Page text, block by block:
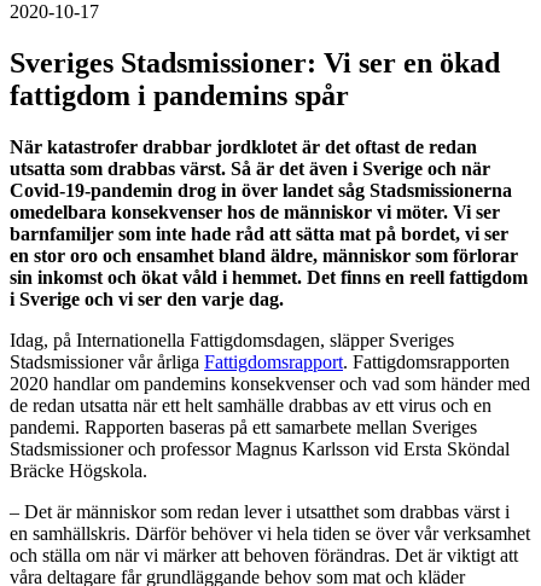
2020-10-17
Sveriges Stadsmissioner: Vi ser en ökad
fattigdom i pandemins spår
När katastrofer drabbar jordklotet är det oftast de redan
utsatta som drabbas värst. Så är det även i Sverige och när
Covid-19-pandemin drog in över landet såg Stadsmissionerna
omedelbara konsekvenser hos de människor vi möter. Vi ser
barnfamiljer som inte hade råd att sätta mat på bordet, vi ser
en stor oro och ensamhet bland äldre, människor som förlorar
sin inkomst och ökat våld i hemmet. Det finns en reell fattigdom
i Sverige och vi ser den varje dag.
Idag, på Internationella Fattigdomsdagen, släpper Sveriges
Stadsmissioner vår årliga Fattigdomsrapport. Fattigdomsrapporten
2020 handlar om pandemins konsekvenser och vad som händer med
de redan utsatta när ett helt samhälle drabbas av ett virus och en
pandemi. Rapporten baseras på ett samarbete mellan Sveriges
Stadsmissioner och professor Magnus Karlsson vid Ersta Sköndal
Bräcke Högskola.
– Det är människor som redan lever i utsatthet som drabbas värst i
en samhällskris. Därför behöver vi hela tiden se över vår verksamhet
och ställa om när vi märker att behoven förändras. Det är viktigt att
våra deltagare får grundläggande behov som mat och kläder